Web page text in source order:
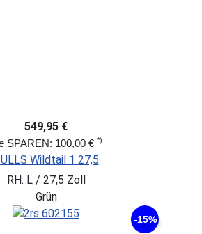
549,95 €
SPAREN: 100,00 € *)
Wildtail 1 27,5
RH: L / 27,5 Zoll
Grün
-15%